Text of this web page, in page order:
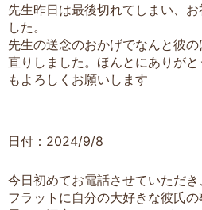
先生昨日は最後切れてしまい、
した。
先生の送念のおかげでなんと彼
直りしました。ほんとにありが
もよろしくお願いします
日付：2024/9/8
今日初めてお電話させていただき
フラットに自分の大好きな彼氏